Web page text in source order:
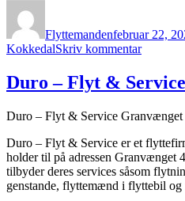
Flyttemandenfebruar 22,
KokkedalSkriv kommentartil
Duro – Flyt & Service
Duro – Flyt & Service
Duro – Flyt & Service er et
holder til på adressen Granvænget
tilbyder deres services såsom
genstande, flyttemænd i flyttebil